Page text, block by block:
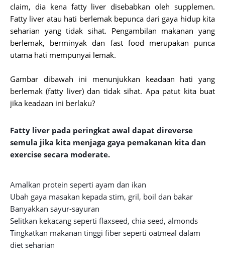
claim, dia kena fatty liver disebabkan oleh supplemen.
Fatty liver atau hati berlemak bepunca dari gaya hidup kita
seharian yang tidak sihat. Pengambilan makanan yang
berlemak, berminyak dan fast food merupakan punca
utama hati mempunyai lemak.
Gambar dibawah ini menunjukkan keadaan hati yang
berlemak (fatty liver) dan tidak sihat. Apa patut kita buat
jika keadaan ini berlaku?
Fatty liver pada peringkat awal dapat direverse
semula jika kita menjaga gaya pemakanan kita dan
exercise secara moderate.
Amalkan protein seperti ayam dan ikan
Ubah gaya masakan kepada stim, gril, boil dan bakar
Banyakkan sayur-sayuran
Selitkan kekacang seperti flaxseed, chia seed, almonds
Tingkatkan makanan tinggi fiber seperti oatmeal dalam
diet seharian